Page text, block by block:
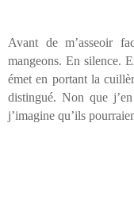
Avant de m’asseoir
mangeons. En silence.
émet en portant la
distingué. Non que
j’imagine qu’ils